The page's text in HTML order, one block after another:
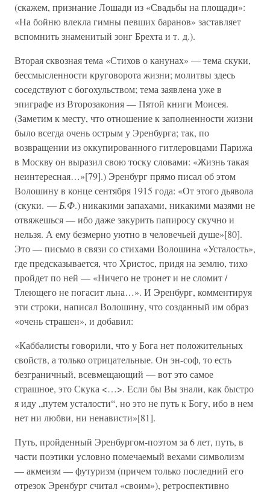
(скажем, признание Лошади из «Свадьбы на площади»:
«На бойню влекла гимны певших баранов» заставляет
вспомнить знаменитый зонг Брехта и т. д.).
Вторая сквозная тема «Стихов о канунах» — тема скуки,
бессмысленности круговорота жизни; молитвы здесь
соседствуют с богохульством; тема заявлена уже в
эпиграфе из Второзакония — Пятой книги Моисея.
(Заметим к месту, что отношение к заполненности жизни
было всегда очень острым у Эренбурга; так, по
возвращении из оккупированного гитлеровцами Парижа
в Москву он выразил свою тоску словами: «Жизнь такая
неинтересная…»[79].) Эренбург прямо писал об этом
Волошину в конце сентября 1915 года: «От этого дьявола
(скуки. — Б.Ф.) никакими запахами, никакими мазями не
отвяжешься — ибо даже закурить папиросу скучно и
нельзя. А ему безмерно уютно в человечьей душе»[80].
Это — письмо в связи со стихами Волошина «Усталость»,
где предсказывается, что Христос, придя на землю, тихо
пройдет по ней — «Ничего не тронет и не сломит /
Тлеющего не погасит льна…». И Эренбург, комментируя
эти строки, написал Волошину, что созданный им образ
«очень страшен», и добавил:
«Каббалисты говорили, что у Бога нет положительных
свойств, а только отрицательные. Он эн-соф, то есть
безграничный, всевмещающий — вот это самое
страшное, это Скука <…>. Если бы Вы знали, как быстро
я иду „путем усталости“, но это не путь к Богу, ибо в нем
нет ни любви, ни ненависти»[81].
Путь, пройденный Эренбургом-поэтом за 6 лет, путь, в
части поэтики условно помечаемый вехами символизм
— акмеизм — футуризм (причем только последний его
отрезок Эренбург считал «своим»), ретроспективно